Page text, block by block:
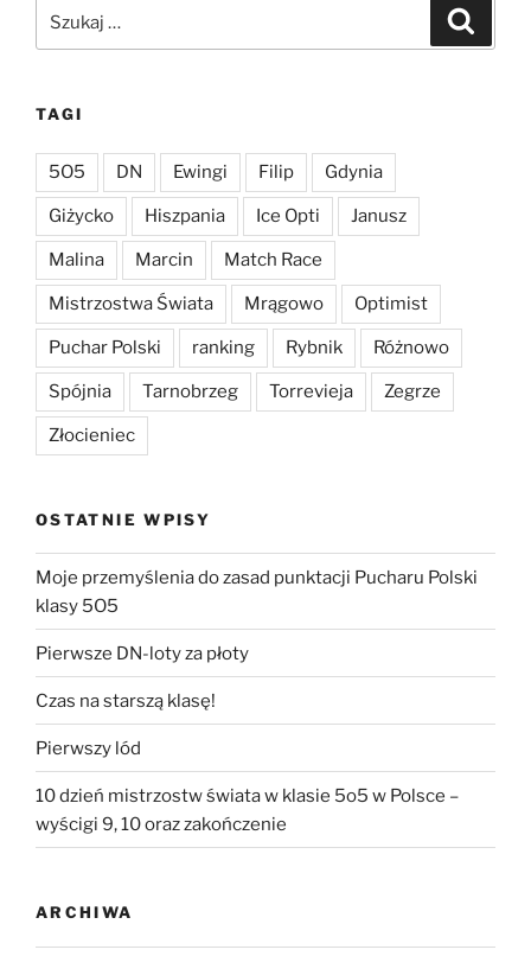
TAGI
5O5 DN Ewingi Filip Gdynia
Giżycko Hiszpania Ice Opti Janusz
Malina Marcin Match Race
Mistrzostwa Świata Mrągowo Optimist
Puchar Polski ranking Rybnik Różnowo
Spójnia Tarnobrzeg Torrevieja Zegrze
Złocieniec
OSTATNIE WPISY
Moje przemyślenia do zasad punktacji Pucharu Polski
klasy 5O5
Pierwsze DN-loty za płoty
Czas na starszą klasę!
Pierwszy lód
10 dzień mistrzostw świata w klasie 5o5 w Polsce –
wyścigi 9, 10 oraz zakończenie
ARCHIWA